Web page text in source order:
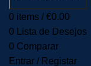
0 items / €0.00
0
Lista de Desejos
0 Comparar
Entrar / Registar